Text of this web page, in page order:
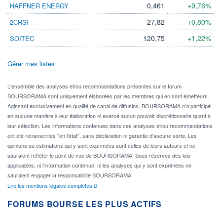
HAFFNER ENERGY 0,461 +9,76%
2CRSI 27,82 +0,80%
SOITEC 120,75 +1,22%
Gérer mes listes
L'ensemble des analyses et/ou recommandations présentes sur le forum
BOURSORAMA sont uniquement élaborées par les membres qui en sont émetteurs.
Agissant exclusivement en qualité de canal de diffusion, BOURSORAMA n'a participé
en aucune manière à leur élaboration ni exercé aucun pouvoir discrétionnaire quant à
leur sélection. Les informations contenues dans ces analyses et/ou recommandations
ont été retranscrites "en l'état", sans déclaration ni garantie d'aucune sorte. Les
opinions ou estimations qui y sont exprimées sont celles de leurs auteurs et ne
sauraient refléter le point de vue de BOURSORAMA. Sous réserves des lois
applicables, ni l'information contenue, ni les analyses qui y sont exprimées ne
sauraient engager la responsabilité BOURSORAMA.
Lire les mentions légales complètes
FORUMS BOURSE LES PLUS ACTIFS